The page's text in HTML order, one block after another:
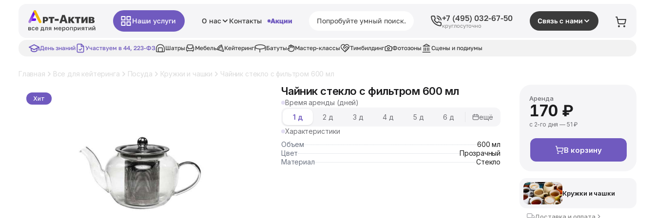
Наши услуги О нас Контакты Акции +7 (495) 032-67-50
круглосуточно
Связь с нами
День знаний Участвуем в 44, 223-ФЗ Шатры Мебель Кейтеринг Батуты Мастер-классы Тимбилдинг Фотозоны Сцены и подиумы
Главная Все для кейтеринга Посуда Кружки и чашки Чайник стекло с фильтром 600 мл
Хит
Чайник стекло с фильтром 600 мл
Время аренды (дней)
1 д
2 д 3 д 4 д 5 д 6 д
ещё
Характеристики
Объем
600 мл
Цвет
Прозрачный
Материал
Стекло
Аренда
170 ₽
с 2-го дня — 51 ₽
В корзину
Кружки и чашки